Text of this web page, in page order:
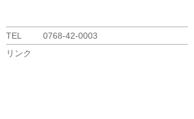
TEL
0768-42-0003
リンク